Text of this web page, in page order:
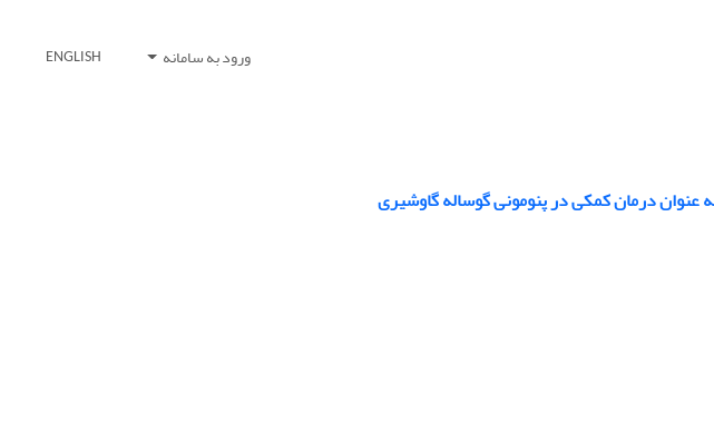
ورود به سامانه ENGLISH
عنوان درمان کمکی در پنومونی گوساله گاوشیری